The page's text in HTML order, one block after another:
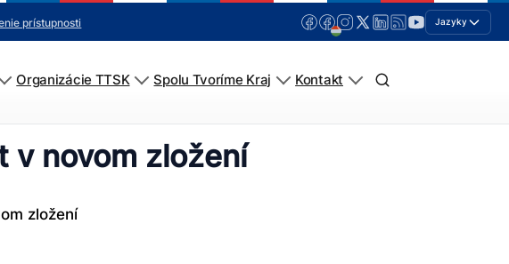
prístupnosti Jazyky
Organizácie TTSK Spolu Tvoríme Kraj Kontakt
v novom zložení
zložení